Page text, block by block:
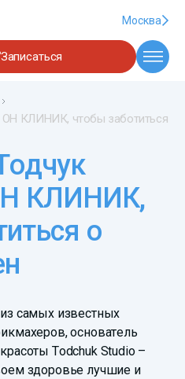
Москва
Записаться
ОН КЛИНИК, чтобы заботиться
КЛИНИК,
о
самых известных
основатель
Todchuk Studio –
здоровье лучшие и